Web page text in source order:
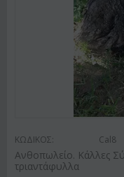
ΚΩΔΙΚΟΣ: Cal8
Ανθοπωλείο. Κάλλες
τριαντάφυλλα